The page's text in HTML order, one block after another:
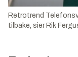
Retrotrend
tilbake, sier Rik